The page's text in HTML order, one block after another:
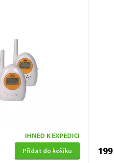
IHNED K EXPEDICI
Přidat do košíku